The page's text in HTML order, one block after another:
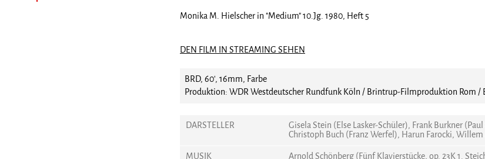
Monika M. Hielscher in "Medium" 10.Jg. 1980, Heft 5
DEN FILM IN STREAMING SEHEN
BRD, 60', 16mm, Farbe
Produktion: WDR Westdeutscher Rundfunk Köln / Brintrup-Filmproduktion Rom
DARSTELLER
Gisela Stein (Else Lasker-Schüler), Frank Burkner
Christoph Buch (Franz Werfel), Harun Farocki,
MUSIK
Arnold Schönberg (Fünf Klavierstücke, op. 23K 1.